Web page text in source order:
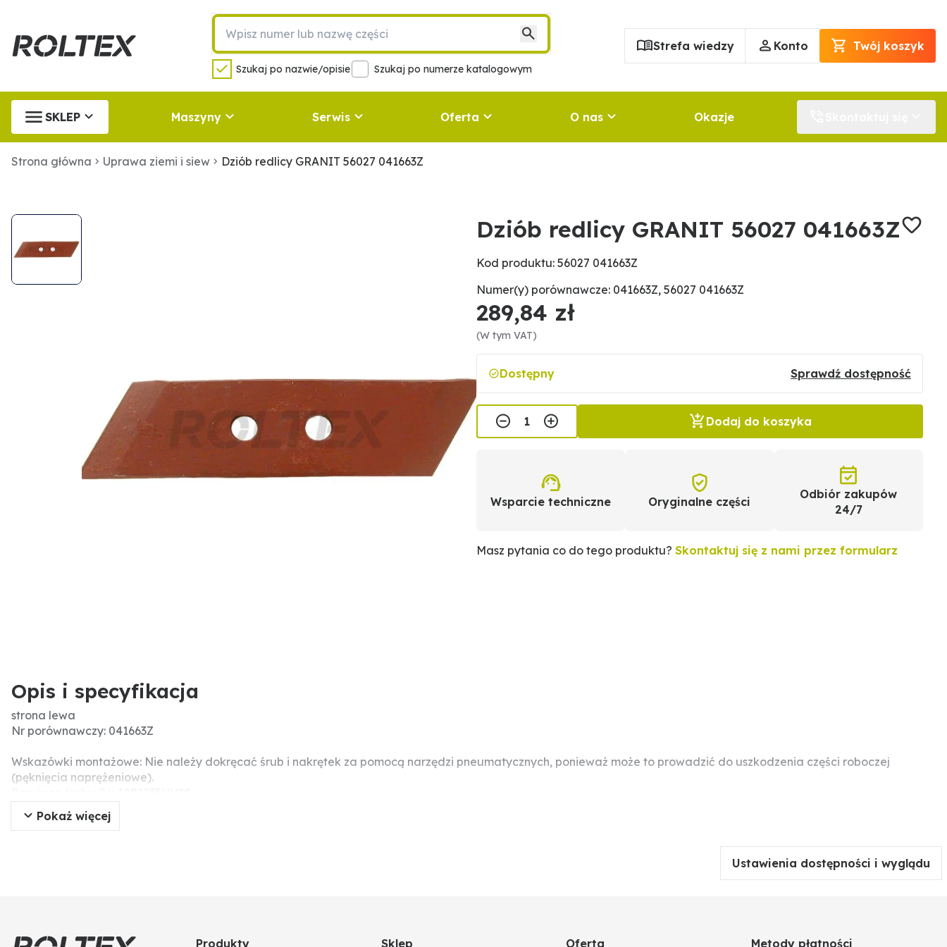
Szukaj po nazwie/opisie Szukaj po numerze katalogowym
Strefa wiedzy Konto Twój koszyk
SKLEP Maszyny Serwis Oferta O nas Okazje
Strona główna Uprawa ziemi i siew Dziób redlicy GRANIT 56027 041663Z
Dziób redlicy GRANIT 56027 041663Z
Kod produktu: 56027 041663Z
Numer(y) porównawcze: 041663Z, 56027 041663Z
289,84 zł
(W tym VAT)
Dostępny Sprawdź dostępność
Dodaj do koszyka
Wsparcie techniczne Oryginalne części
Odbiór zakupów
24/7
Masz pytania co do tego produktu? Skontaktuj się z nami przez formularz
Opis i specyfikacja
strona lewa
Nr porównawczy: 041663Z
Wskazówki montażowe: Nie należy dokręcać śrub i nakrętek za pomocą narzędzi pneumatycznych, ponieważ może to prowadzić do uszkodzenia części roboczej
(pęknięcia naprężeniowe).
Pokaż więcej
Ustawienia dostępności i wyglądu
Produkty Sklep Oferta Metody płatności